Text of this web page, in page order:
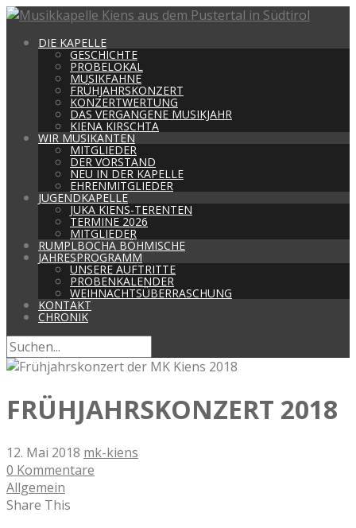
DIE KAPELLE
GESCHICHTE
PROBELOKAL
MUSIKFAHNE
FRÜHJAHRSKONZERT
KONZERTWERTUNG
DAS VERGANGENE MUSIKJAHR
KIENA KIRSCHTA
WIR MUSIKANTEN
MITGLIEDER
DER VORSTAND
NEU IN DER KAPELLE
EHRENMITGLIEDER
JUGENDKAPELLE
JUKA KIENS-TERENTEN
TERMINE 2026
MITGLIEDER
RUMPLBOCHA BÖHMISCHE
JAHRESPROGRAMM
UNSERE AUFTRITTE
PROBENKALENDER
WEIHNACHTSÜBERRASCHUNG
KONTAKT
CHRONIK
FRÜHJAHRSKONZERT 2018
12. Mai 2018 mk-kiens
0 Kommentare
Allgemein
Share This